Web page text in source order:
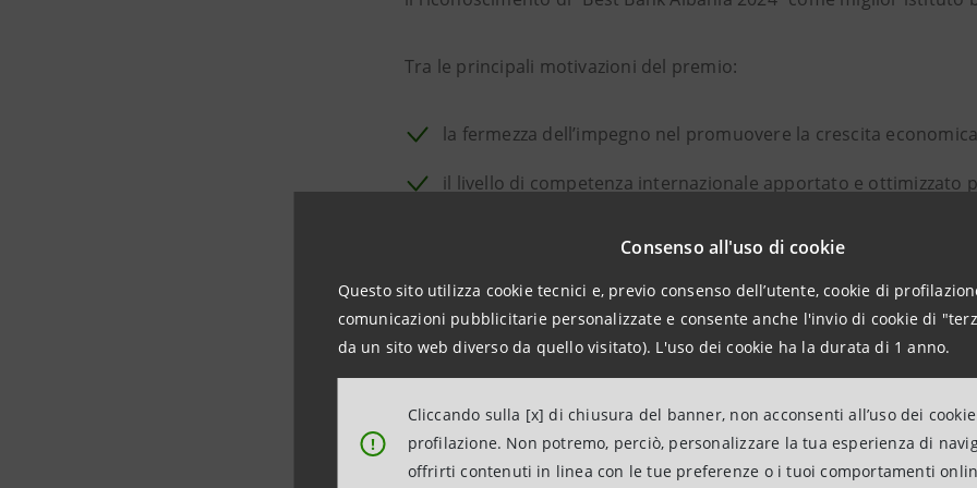
Consenso all'uso di cookie
Questo sito utilizza cookie tecnici e, previo consenso dell’utente, cookie di
comunicazioni pubblicitarie personalizzate e consente anche l'invio di cookie di
da un sito web diverso da quello visitato). L'uso dei cookie ha la durata di 1 anno.
!
Cliccando sulla [x] di chiusura del banner, non acconsenti all’uso dei
profilazione. Non potremo, perciò, personalizzare la tua esperienza di
offrirti contenuti in linea con le tue preferenze o i tuoi comportamenti
Tra le principali motivazioni del premio:
la fermezza dell’impegno nel promuovere la crescita
il livello di competenza internazionale apportato e ottimizzato
dell’appartenenza al Gruppo Intesa Sanpaolo, tra i principali
l’eccellenza nell’offerta di un'ampia gamma di prodotti e
diverse esigenze dei clienti, dai privati ​​alle grandi imprese
l’adozione di tecnologie bancarie digitali all’avanguardia, che
del cliente che l’efficienza operativa
l’attenzione a pratiche bancarie sostenibili, con l’impegno
conservazione ambientale e al benessere sociale, alla